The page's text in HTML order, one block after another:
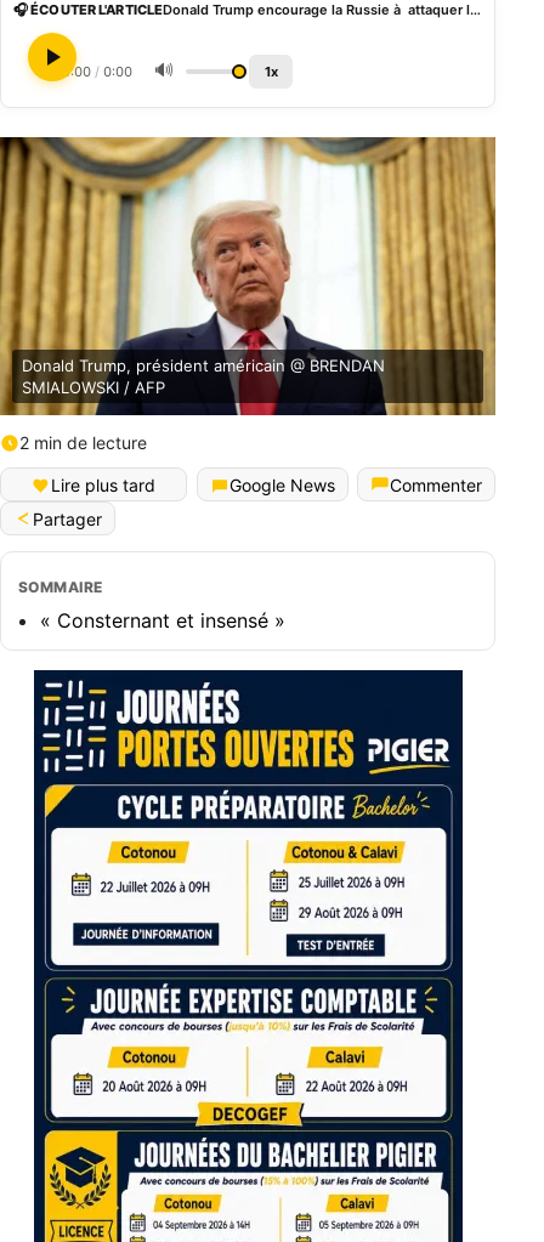
🎧 ÉCOUTER L'ARTICLE Donald Trump encourage la Russie à attaquer les pays de l’OTAN
0:00 / 0:00 🔊 1x
Donald Trump, président américain @ BRENDAN
SMIALOWSKI / AFP
2 min de lecture
Lire plus tard Google News
Commenter
Partager
SOMMAIRE
« Consternant et insensé »